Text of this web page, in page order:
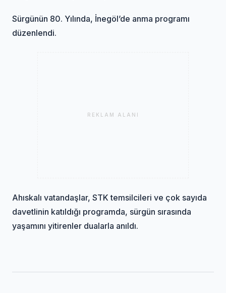
Sürgünün 80. Yılında, İnegöl’de anma programı
düzenlendi.
REKLAM ALANI
Ahıskalı vatandaşlar, STK temsilcileri ve çok sayıda
davetlinin katıldığı programda, sürgün sırasında
yaşamını yitirenler dualarla anıldı.